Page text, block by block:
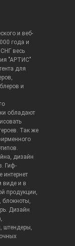
и веб-
года и
весь
"АРТИС"
для
и
обладают
Так же
дизайн
Гиф-
интернет
виде и в
продукции,
блокноты,
Дизайн
штендеры,